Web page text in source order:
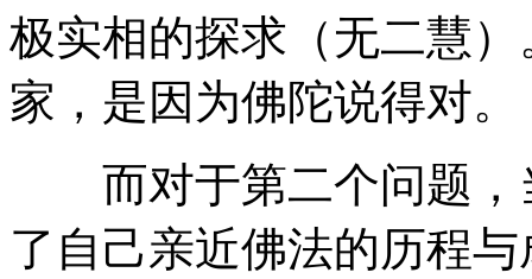
极实相的探求（无二慧
家，是因为佛陀说得对。
而对于第二个问题，
了自己亲近佛法的历程